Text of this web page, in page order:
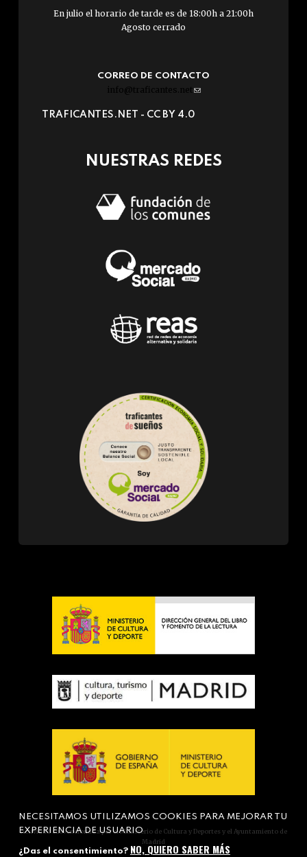
En julio el horario de tarde es de 18:00h a 21:00h
Agosto cerrado
CORREO DE CONTACTO
info@traficantes.net (link
e-
TRAFICANTES.NET - CC BY 4.0
NUESTRAS REDES
Actividad subvencionada por el Ministerio de Cultura y Deportes y el Ayuntamiento de
Madrid
NECESITAMOS UTILIZAMOS COOKIES PARA MEJORAR TU
EXPERIENCIA DE USUARIO
¿Das el consentimiento? NO, QUIERO SABER MÁS